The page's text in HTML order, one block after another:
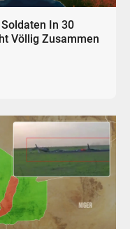
In 30
Völlig Zusammen